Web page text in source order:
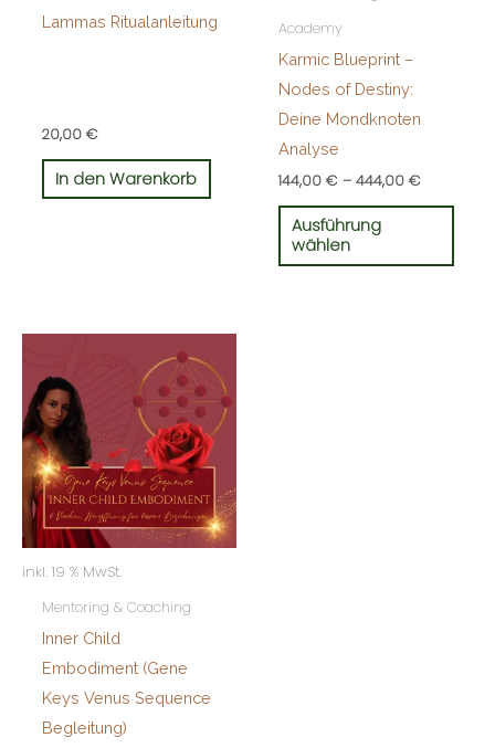
Lammas Ritualanleitung
20,00 €
In den Warenkorb
Academy
Karmic Blueprint –
Nodes of Destiny:
Deine Mondknoten
Analyse
144,00 €– 444,00 €
Ausführung
wählen
inkl. 19 % MwSt.
Mentoring & Coaching
Inner Child
Embodiment (Gene
Keys Venus Sequence
Begleitung)